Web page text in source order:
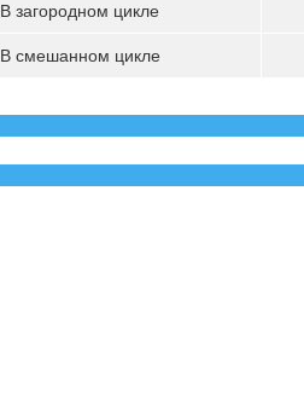
В загородном цикле
В смешанном цикле